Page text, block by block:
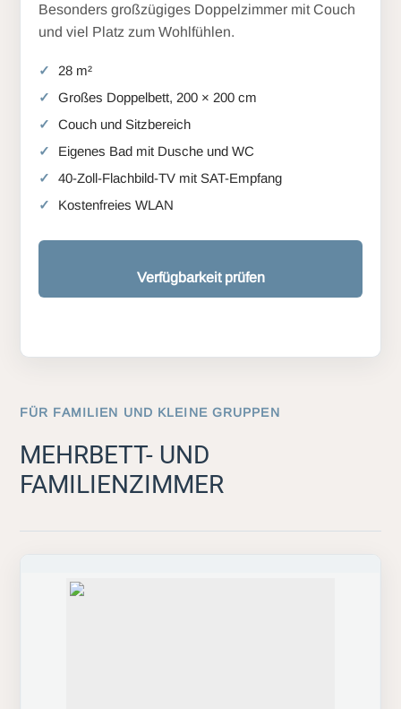
Besonders großzügiges Doppelzimmer mit Couch
und viel Platz zum Wohlfühlen.
28 m²
Großes Doppelbett, 200 × 200 cm
Couch und Sitzbereich
Eigenes Bad mit Dusche und WC
40-Zoll-Flachbild-TV mit SAT-Empfang
Kostenfreies WLAN
Verfügbarkeit prüfen
FÜR FAMILIEN UND KLEINE GRUPPEN
MEHRBETT- UND
FAMILIENZIMMER